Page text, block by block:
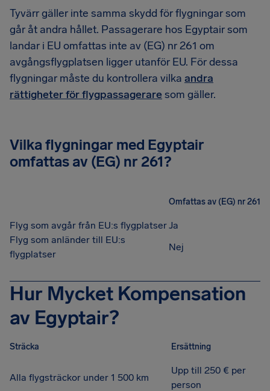
Tyvärr gäller inte samma skydd för flygningar som
går åt andra hållet. Passagerare hos Egyptair som
landar i EU omfattas inte av (EG) nr 261 om
avgångsflygplatsen ligger utanför EU. För dessa
flygningar måste du kontrollera vilka andra
rättigheter för flygpassageraresom gäller.
Vilka flygningar med Egyptair
omfattas av (EG) nr 261?
Omfattas av (EG) nr 261
Flyg som avgår från EU:s flygplatserJa
Flyg som anländer till EU:s
flygplatser
Nej
Hur Mycket Kompensation
av Egyptair?
Sträcka Ersättning
Alla flygsträckor under 1 500 km
Upp till 250 € per
person